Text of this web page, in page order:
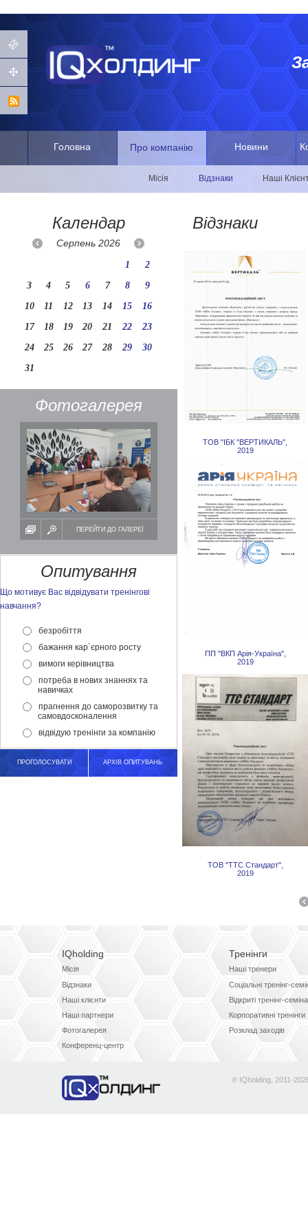
Головна Про компанію Новини
Місія Відзнаки Наші
Календар
Серпень2026
1
2
3
4 5 6 7 8
9
10
11 12 13 14 15
16
17
18 19 20 21 22
23
24
25 26 27 28 29
30
31
Фотогалерея
ПЕРЕЙТИ ДО ГАЛЕРЕЇ
Опитування
Що мотивує Вас відвідувати тренінгові
навчання?
безробіття
бажання кар`єрного росту
вимоги керівництва
потреба в нових знаннях та
навичках
прагнення до саморозвитку та
самовдосконалення
відвідую тренінги за компанію
ПРОГОЛОСУВАТИ АРХІВ ОПИТУВАНЬ
Відзнаки
ТОВ "ІБК "ВЕРТИКАЛЬ",
2019
ПП "ВКП Арія-Україна",
2019
ТОВ "ТТС Стандарт",
2019
IQholding
Місія
Відзнаки
Наші клієнти
Наші партнери
Фотогалерея
Конференц-центр
Тренінги
Наші тренери
Соціальні тренінг-
Відкриті тренінг-
Корпоративні тренінги
Розклад заходів
® IQholding, 2011-